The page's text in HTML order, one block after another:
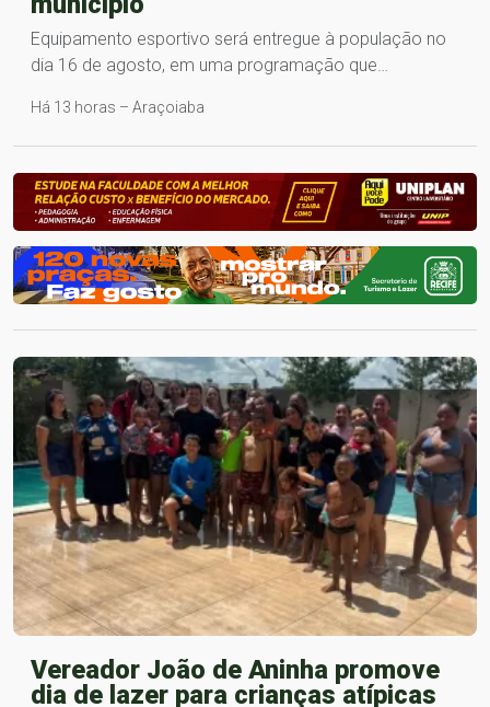
Equipamento esportivo será entregue à população no
dia 16 de agosto, em uma programação que…
Há 13 horas – Araçoiaba
Vereador João de Aninha promove
dia de lazer para crianças atípicas